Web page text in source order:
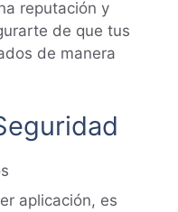
reputación y
de que tus
de manera
aplicación, es